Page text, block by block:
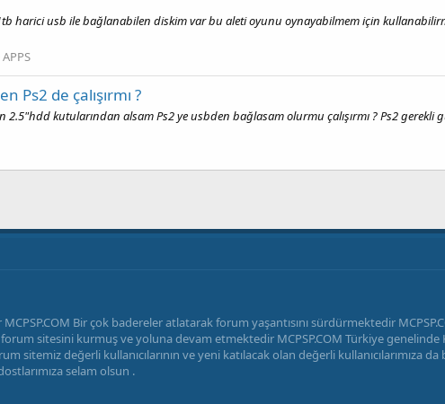
harici usb ile bağlanabilen diskim var bu aleti oyunu oynayabilmem için
de çalışırmı ?
kutularından alsam Ps2 ye usbden bağlasam olurmu çalışırmı ? Ps2 gerekli
MCPSP.COM Bir çok badereler atlatarak forum yaşantısını sürdürmektedir
sitesini kurmuş ve yoluna devam etmektedir MCPSP.COM Türkiye genelinde
değerli kullanıcılarının ve yeni katılacak olan değerli kullanıcılarımıza da
selam olsun .